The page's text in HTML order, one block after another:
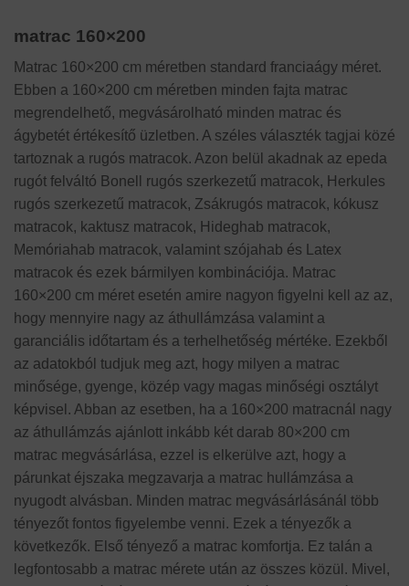
matrac 160×200
Matrac 160×200 cm méretben standard franciaágy méret.
Ebben a 160×200 cm méretben minden fajta matrac
megrendelhető, megvásárolható minden matrac és
ágybetét értékesítő üzletben. A széles választék tagjai közé
tartoznak a rugós matracok. Azon belül akadnak az epeda
rugót felváltó Bonell rugós szerkezetű matracok, Herkules
rugós szerkezetű matracok, Zsákrugós matracok, kókusz
matracok, kaktusz matracok, Hideghab matracok,
Memóriahab matracok, valamint szójahab és Latex
matracok és ezek bármilyen kombinációja. Matrac
160×200 cm méret esetén amire nagyon figyelni kell az az,
hogy mennyire nagy az áthullámzása valamint a
garanciális időtartam és a terhelhetőség mértéke. Ezekből
az adatokból tudjuk meg azt, hogy milyen a matrac
minősége, gyenge, közép vagy magas minőségi osztályt
képvisel. Abban az esetben, ha a 160×200 matracnál nagy
az áthullámzás ajánlott inkább két darab 80×200 cm
matrac megvásárlása, ezzel is elkerülve azt, hogy a
párunkat éjszaka megzavarja a matrac hullámzása a
nyugodt alvásban. Minden matrac megvásárlásánál több
tényezőt fontos figyelembe venni. Ezek a tényezők a
következők. Első tényező a matrac komfortja. Ez talán a
legfontosabb a matrac mérete után az összes közül. Mivel,